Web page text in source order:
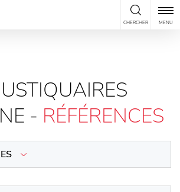
CHERCHER MENU
- RÉFÉRENCES